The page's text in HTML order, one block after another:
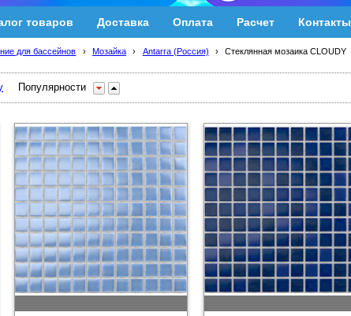
товаров Доставка Оплата Расчет Контакты
для бассейнов › Мозайка › Antarra (Россия) › Стеклянная мозаика CLOUDY
Популярности